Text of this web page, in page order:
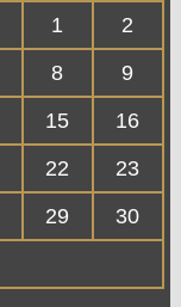
1
2
8
9
15
16
22
23
29
30